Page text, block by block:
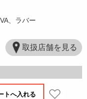
、ラバー
取扱店舗を見る
トへ入れる